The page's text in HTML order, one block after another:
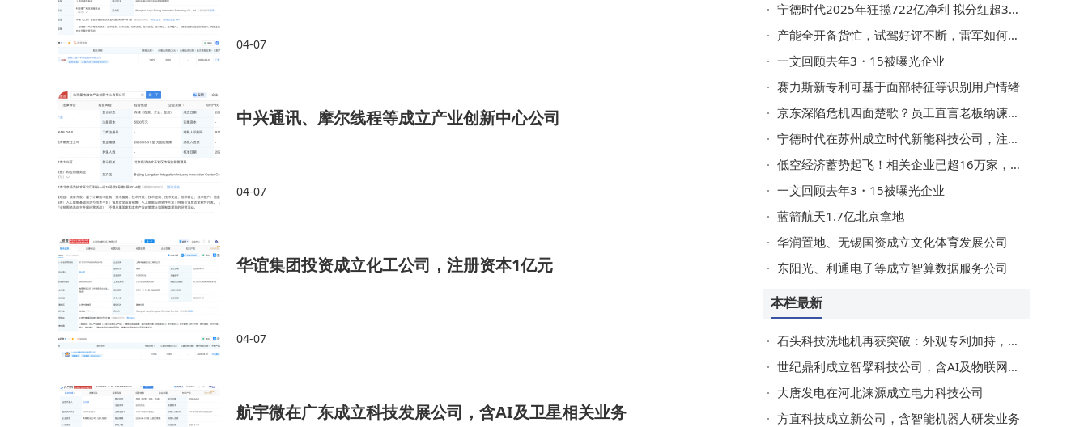
04-07
中兴通讯、摩尔线程等成立产业创新中心公司
04-07
华谊集团投资成立化工公司，注册资本1亿元
04-07
航宇微在广东成立科技发展公司，含AI及卫星相关业务
宁德时代2025年狂揽722亿净利 拟分红超315亿 储能成新增长极
产能全开备货忙，试驾好评不断，雷军如何让小米SU7交付“加速跑”？
一文回顾去年3・15被曝光企业
赛力斯新专利可基于面部特征等识别用户情绪
京东深陷危机四面楚歌？员工直言老板纳谏，破局革新未来可期
宁德时代在苏州成立时代新能科技公司，注册资本20亿
低空经济蓄势起飞！相关企业已超16万家，去年注册量同比增长近140%
一文回顾去年3・15被曝光企业
蓝箭航天1.7亿北京拿地
华润置地、无锡国资成立文化体育发展公司
东阳光、利通电子等成立智算数据服务公司
本栏最新
石头科技洗地机再获突破：外观专利加持，清洁效率与市场占有率双提升
世纪鼎利成立智擘科技公司，含AI及物联网业务
大唐发电在河北涞源成立电力科技公司
方直科技成立新公司，含智能机器人研发业务